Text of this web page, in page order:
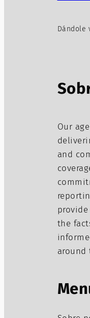
Dándole
Our
and
the
around